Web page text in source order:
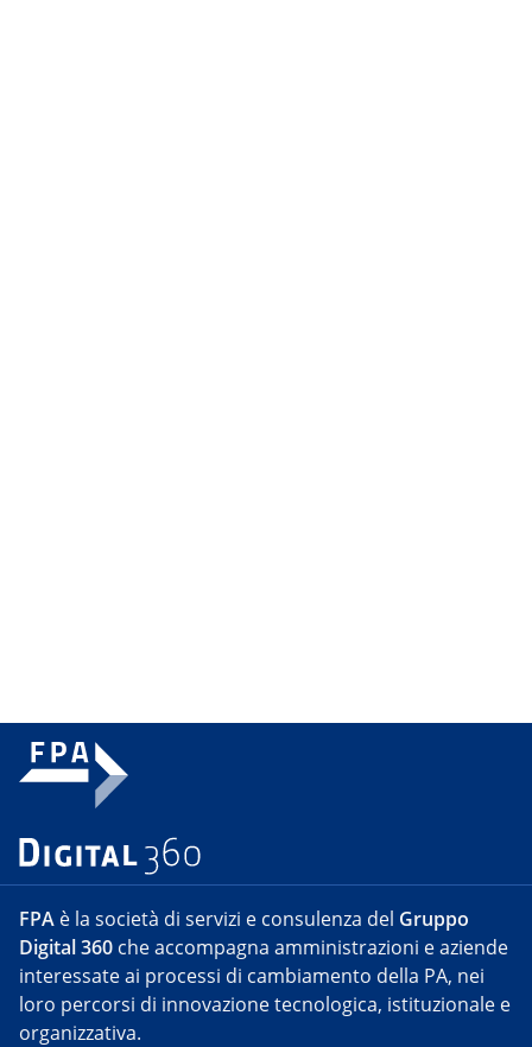
FPA è la società di servizi e consulenza del Gruppo
Digital 360 che accompagna amministrazioni e aziende
interessate ai processi di cambiamento della PA, nei
loro percorsi di innovazione tecnologica, istituzionale e
organizzativa.